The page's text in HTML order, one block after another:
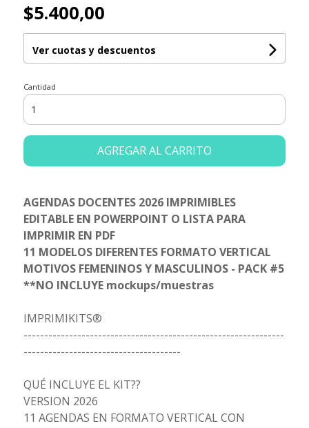
$5.400,00
Ver cuotas y descuentos
Cantidad
AGREGAR AL CARRITO
AGENDAS DOCENTES 2026 IMPRIMIBLES
EDITABLE EN POWERPOINT O LISTA PARA
IMPRIMIR EN PDF
11 MODELOS DIFERENTES FORMATO VERTICAL
MOTIVOS FEMENINOS Y MASCULINOS - PACK #5
**NO INCLUYE mockups/muestras
IMPRIMIKITS®
---------------------------------------------------------------
--------------------------------------
QUÉ INCLUYE EL KIT??
VERSION 2026
11 AGENDAS EN FORMATO VERTICAL CON